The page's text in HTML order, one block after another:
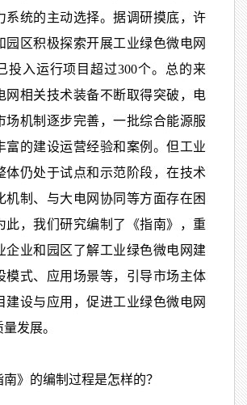
系统的主动选择。据调研摸底，许
园区积极探索开展工业绿色微电网
投入运行项目超过300个。总的来
网相关技术装备不断取得突破，电
场机制逐步完善，一批综合能源服
富的建设运营经验和案例。但工业
体仍处于试点和示范阶段，在技术
机制、与大电网协同等方面存在困
此，我们研究编制了《指南》，重
企业和园区了解工业绿色微电网建
模式、应用场景等，引导市场主体
建设与应用，促进工业绿色微电网
发展。
》的编制过程是怎样的？